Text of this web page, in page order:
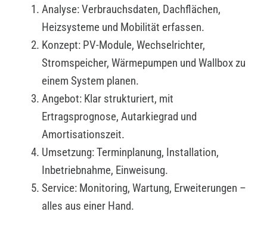
Analyse: Verbrauchsdaten, Dachflächen,
Heizsysteme und Mobilität erfassen.
Konzept: PV-Module, Wechselrichter,
Stromspeicher, Wärmepumpen und Wallbox zu
einem System planen.
Angebot: Klar strukturiert, mit
Ertragsprognose, Autarkiegrad und
Amortisationszeit.
Umsetzung: Terminplanung, Installation,
Inbetriebnahme, Einweisung.
Service: Monitoring, Wartung, Erweiterungen –
alles aus einer Hand.